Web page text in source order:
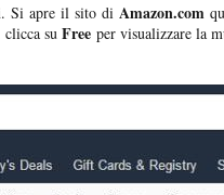
. Si apre il sito di Amazon.com
clicca suFree per visualizzare la